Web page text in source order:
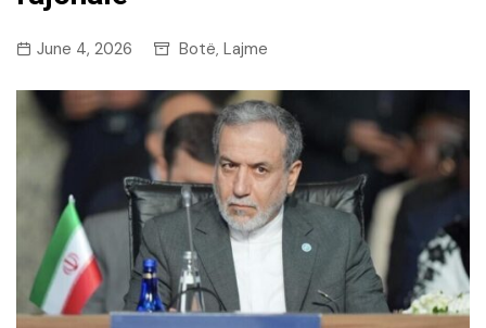
June 4, 2026 Botë, Lajme